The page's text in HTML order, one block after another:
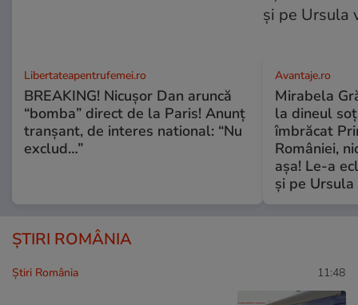
Libertateapentrufemei.ro
BREAKING! Nicușor Dan aruncă
“bomba” direct de la Paris! Anunț
tranșant, de interes national: “Nu
exclud…”
Avantaje.ro
Mirabela
la dineul
îmbrăcat
României,
așa! Le-a
și pe
ȘTIRI ROMÂNIA
Știri România 11:48